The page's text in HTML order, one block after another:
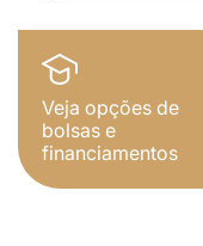
Veja opções de
bolsas e
financiamentos